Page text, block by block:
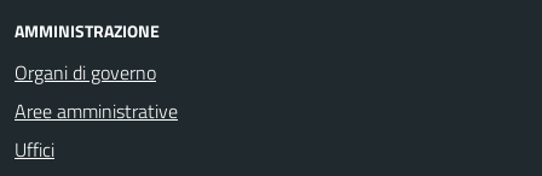
AMMINISTRAZIONE
Organi di governo
Aree amministrative
Uffici